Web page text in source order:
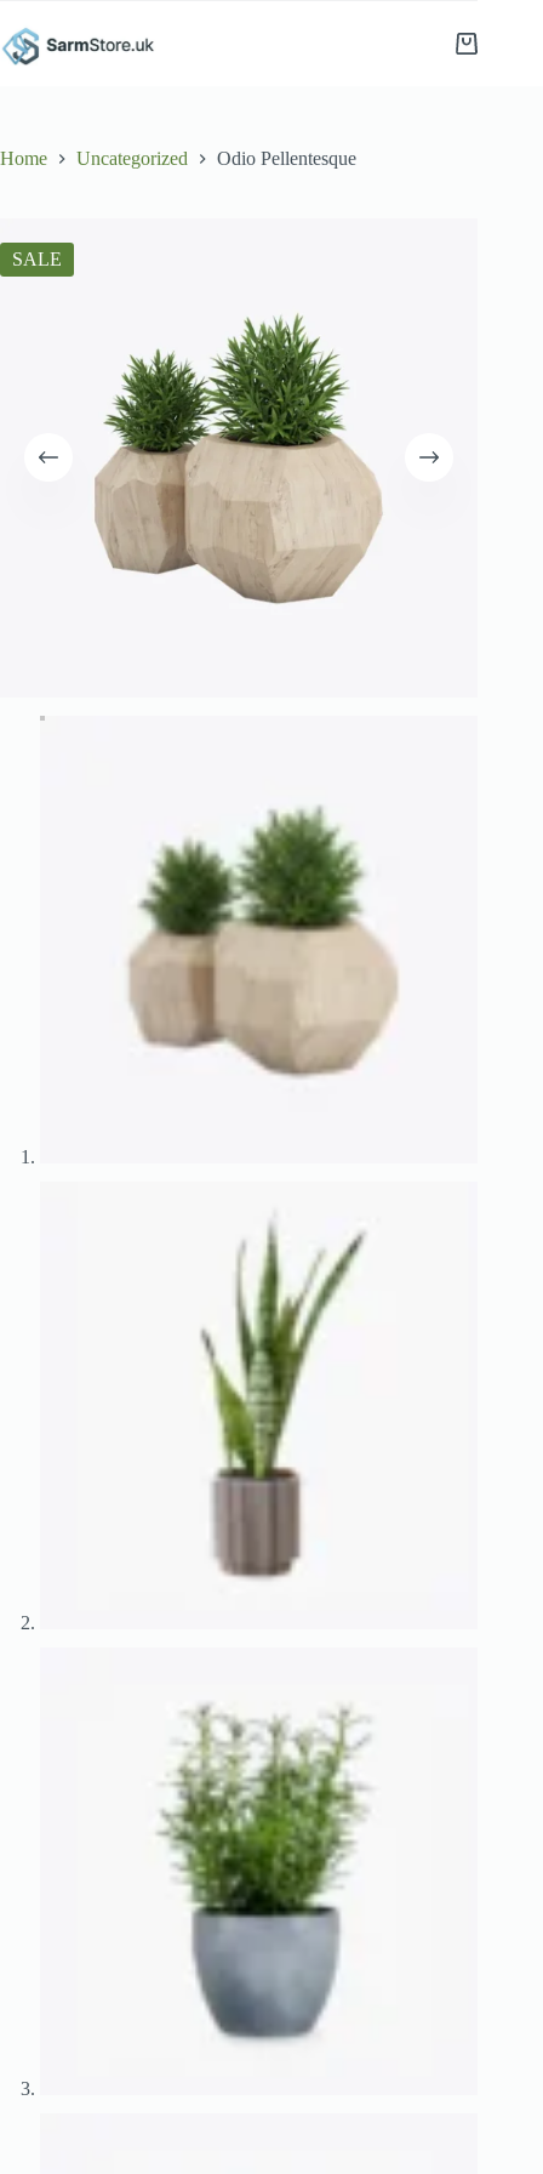
to
content
Shopping
Home Uncategorized Odio Pellentesque
SALE